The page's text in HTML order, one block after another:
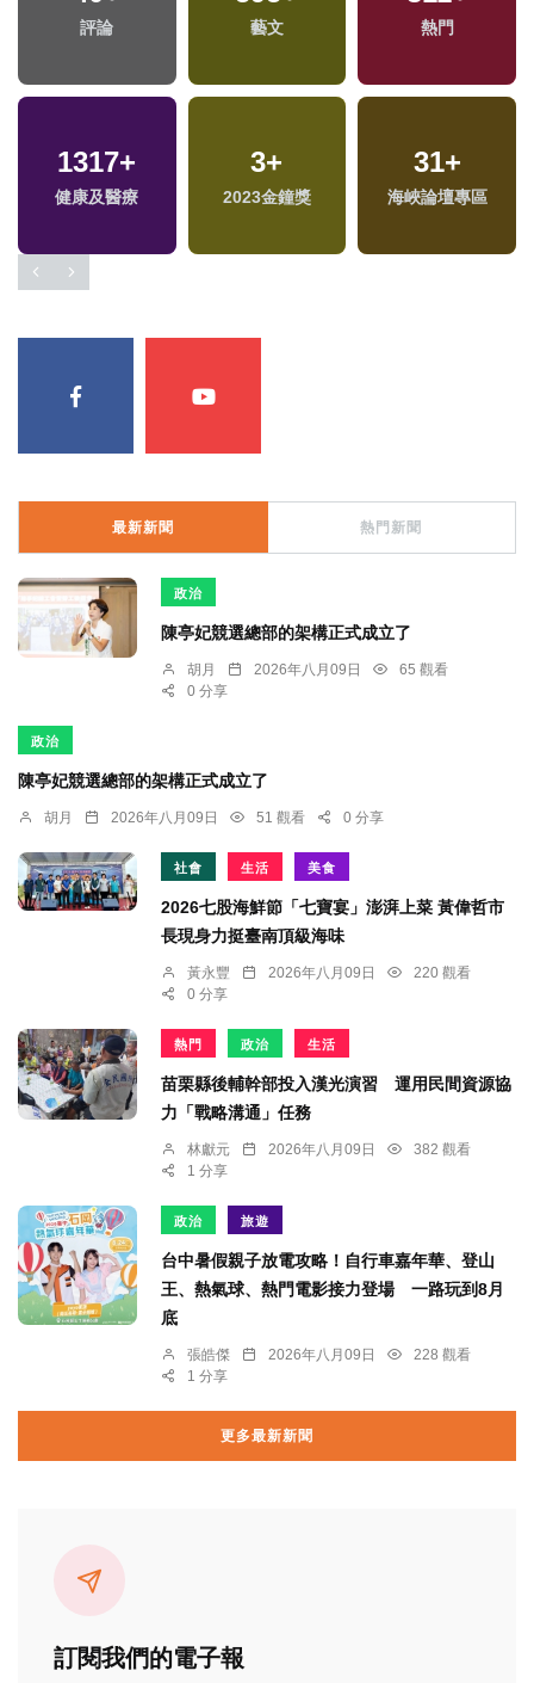
評論 藝文 熱門
1317+
健康及醫療
3+
2023金鐘獎
31+
海峽論壇專區
最新新聞 熱門新聞
政治
陳亭妃競選總部的架構正式成立了
胡月 2026年八月09日
65 觀看
0 分享
政治
陳亭妃競選總部的架構正式成立了
胡月 2026年八月09日 51 觀看 0 分享
社會 生活 美食
2026七股海鮮節「七寶宴」澎湃上菜 黃偉哲市
長現身力挺臺南頂級海味
黃永豐 2026年八月09日
220 觀看
0 分享
熱門 政治 生活
苗栗縣後輔幹部投入漢光演習 運用民間資源協
力「戰略溝通」任務
林獻元 2026年八月09日
382 觀看
1 分享
政治 旅遊
台中暑假親子放電攻略！自行車嘉年華、登山
王、熱氣球、熱門電影接力登場 一路玩到8月
底
張皓傑 2026年八月09日
228 觀看
1 分享
更多最新新聞
訂閱我們的電子報